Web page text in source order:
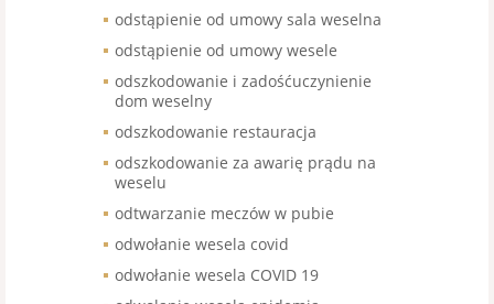
odstąpienie od umowy sala weselna
odstąpienie od umowy wesele
odszkodowanie i zadośćuczynienie
dom weselny
odszkodowanie restauracja
odszkodowanie za awarię prądu na
weselu
odtwarzanie meczów w pubie
odwołanie wesela covid
odwołanie wesela COVID 19